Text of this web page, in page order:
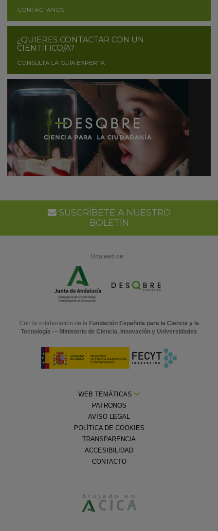
CONTÁCTANOS
¿QUIERES CONTACTAR CON UN
CIENTÍFICO/A?
CONSULTA LA GUÍA EXPERTA
SUSCRÍBETE A NUESTRO
BOLETÍN
Una web de:
Con la colaboración de la Fundación Española para la Ciencia y la
Tecnología — Ministerio de Ciencia, Innovación y Universidades
WEB TEMÁTICAS
PATRONOS
AVISO LEGAL
POLÍTICA DE COOKIES
TRANSPARENCIA
ACCESIBILIDAD
CONTACTO